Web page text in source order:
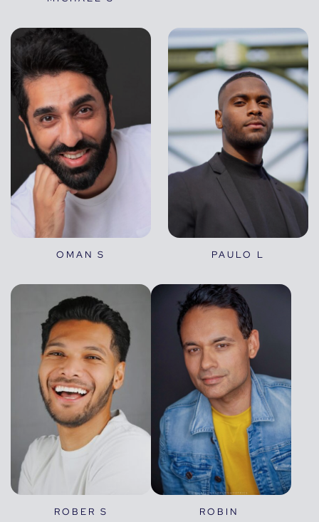
OMAN S PAULO L
ROBER S ROBIN